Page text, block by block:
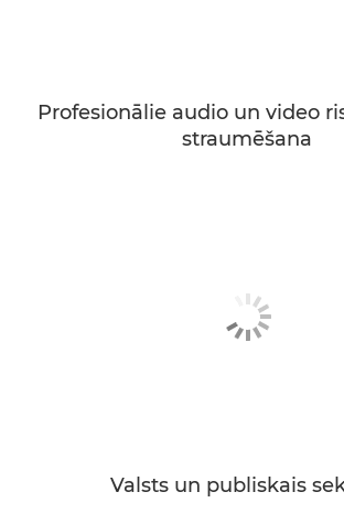
Profesionālie audio un video
straumēšana
Valsts un publiskais